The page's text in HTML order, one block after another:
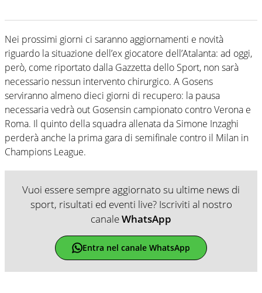
Nei prossimi giorni ci saranno aggiornamenti e novità
riguardo la situazione dell’ex giocatore dell’Atalanta: ad oggi,
però, come riportato dalla Gazzetta dello Sport, non sarà
necessario nessun intervento chirurgico. A Gosens
serviranno almeno dieci giorni di recupero: la pausa
necessaria vedrà out Gosensin campionato contro Verona e
Roma. Il quinto della squadra allenata da Simone Inzaghi
perderà anche la prima gara di semifinale contro il Milan in
Champions League.
Vuoi essere sempre aggiornato su ultime news di
sport, risultati ed eventi live? Iscriviti al nostro
canaleWhatsApp
Entra nel canale WhatsApp